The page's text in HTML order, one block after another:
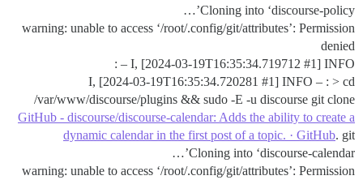
Cloning into ‘discourse-policy’…
warning: unable to access ‘/root/.config/git/attributes’: Permission
denied
I, [2024-03-19T16:35:34.719712 #1] INFO – :
I, [2024-03-19T16:35:34.720281 #1] INFO – : > cd
/var/www/discourse/plugins && sudo -E -u discourse git clone
GitHub - discourse/discourse-calendar: Adds the ability to create a
dynamic calendar in the first post of a topic. · GitHub. git
Cloning into ‘discourse-calendar’…
warning: unable to access ‘/root/.config/git/attributes’: Permission